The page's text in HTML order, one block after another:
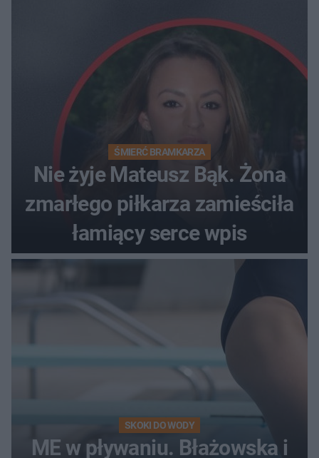
ŚMIERĆ BRAMKARZA
Nie żyje Mateusz Bąk. Żona
zmarłego piłkarza zamieściła
łamiący serce wpis
SKOKI DO WODY
ME w pływaniu. Błażowska i